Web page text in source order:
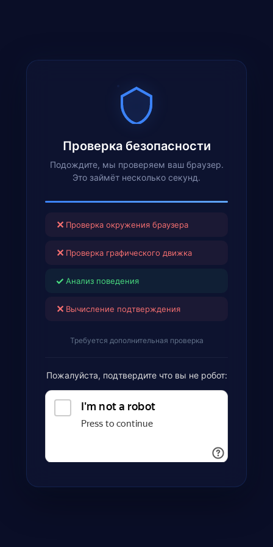
Проверка безопасности
Подождите, мы проверяем ваш браузер.
Это займёт несколько секунд.
✕ Проверка окружения браузера
✕ Проверка графического движка
✓ Анализ поведения
✕ Вычисление подтверждения
Требуется дополнительная проверка
Пожалуйста, подтвердите что вы не робот: